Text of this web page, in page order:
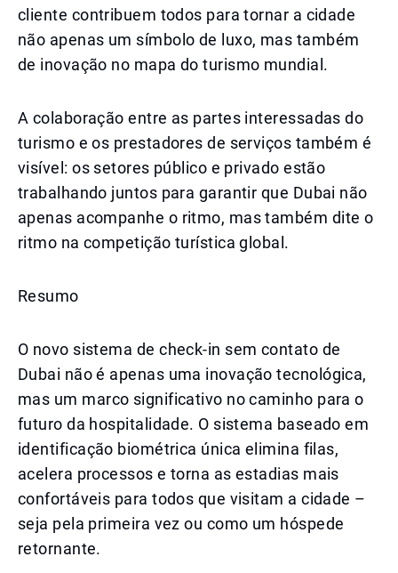
cliente contribuem todos para tornar a cidade
não apenas um símbolo de luxo, mas também
de inovação no mapa do turismo mundial.
A colaboração entre as partes interessadas do
turismo e os prestadores de serviços também é
visível: os setores público e privado estão
trabalhando juntos para garantir que Dubai não
apenas acompanhe o ritmo, mas também dite o
ritmo na competição turística global.
Resumo
O novo sistema de check-in sem contato de
Dubai não é apenas uma inovação tecnológica,
mas um marco significativo no caminho para o
futuro da hospitalidade. O sistema baseado em
identificação biométrica única elimina filas,
acelera processos e torna as estadias mais
confortáveis para todos que visitam a cidade –
seja pela primeira vez ou como um hóspede
retornante.